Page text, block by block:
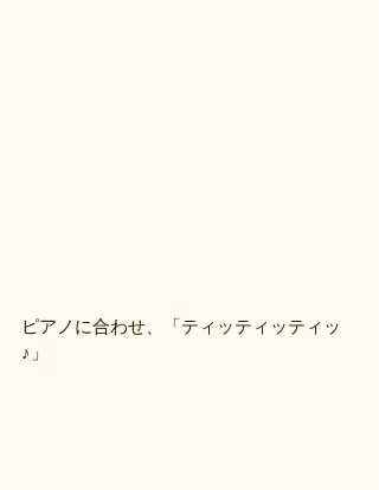
ピアノに合わせ、「ティッティッティッ
♪」